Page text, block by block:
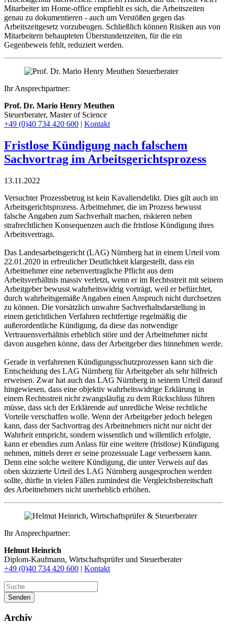
Mitarbeiter im Home-office empfiehlt es sich, die Arbeitszeiten
genau zu dokumentieren - auch um Verstößen gegen das
Arbeitszeitgesetz vorzubeugen. Schließlich können Risiken aus von
Mitarbeitern behaupteten Überstundenzeiten, für die ein
Gegenbeweis fehlt, reduziert werden.
Ihr Ansprechpartner:
Prof. Dr. Mario Henry Meuthen
Steuerberater, Master of Science
+49 (0)40 734 420 600 | Kontakt
Fristlose Kündigung nach falschem
Sachvortrag im Arbeitsgerichtsprozess
13.11.2022
Versuchter Prozessbetrug ist kein Kavaliersdelikt. Dies gilt auch im
Arbeitsgerichtsprozess. Arbeitnehmer, die im Prozess bewusst
falsche Angaben zum Sachverhalt machen, riskieren neben
strafrechtlichen Konsequenzen auch die fristlose Kündigung ihres
Arbeitsvertrags.
Das Landesarbeitsgericht (LAG) Nürnberg hat in einem Urteil vom
22.01.2020 in erfreulicher Deutlichkeit klargestellt, dass ein
Arbeitnehmer eine nebenvertragliche Pflicht aus dem
Arbeitsverhältnis massiv verletzt, wenn er im Rechtsstreit mit seinem
Arbeitgeber bewusst wahrheitswidrig vorträgt, weil er befürchtet,
durch wahrheitsgemäße Angaben einen Anspruch nicht durchsetzen
zu können. Die vorsätzlich unwahre Sachverhaltsdarstellung in
einem gerichtlichen Verfahren rechtfertige regelmäßig die
außerordentliche Kündigung, da diese das notwendige
Vertrauensverhältnis erheblich störe und der Arbeitnehmer nicht
davon ausgehen könne, dass der Arbeitgeber dies hinnehmen werde.
Gerade in verfahrenen Kündigungsschutzprozessen kann sich die
Entscheidung des LAG Nürnberg für Arbeitgeber als sehr hilfreich
erweisen. Zwar hat auch das LAG Nürnberg in seinem Urteil darauf
hingewiesen, dass eine objektiv wahrheitswidrige Erklärung in
einem Rechtsstreit nicht zwangsläufig zu dem Rückschluss führen
müsse, dass sich der Erklärende auf unredliche Weise rechtliche
Vorteile verschaffen wolle. Wenn der Arbeitgeber jedoch belegen
kann, dass der Sachvortrag des Arbeitnehmers nicht nur nicht der
Wahrheit entspricht, sondern wissentlich und willentlich erfolgte,
kann er ebendies zum Anlass für eine weitere (fristlose) Kündigung
nehmen, mittels derer er seine prozessuale Lage verbessern kann.
Denn eine solche weitere Kündigung, die unter Verweis auf das
oben skizzierte Urteil des LAG Nürnberg ausgesprochen werden
sollte, dürfte in vielen Fällen zumindest die Vergleichsbereitschaft
des Arbeitnehmers nicht unerheblich erhöhen.
Ihr Ansprechpartner:
Helmut Heinrich
Diplom-Kaufmann, Wirtschaftsprüfer ​und Steuerberater
+49 (0)40 734 420 600 | Kontakt
Senden
Archiv